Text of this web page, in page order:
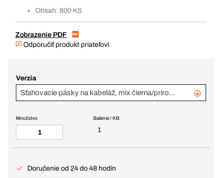
Obsah: 800 KS
Zobrazenie PDF
Odporučiť produkt priateľovi
Verzia
Sťahovacie pásky na kabeláž, mix čierna/prírodná 800 ks
Balenie / KB
1
Množstvo
Doručenie od 24 do 48 hodín